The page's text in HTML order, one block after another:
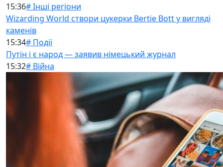
15:36# Інші регіони
Wizarding World створи цукерки Bertie Bott у вигляді
каменів
15:34# Події
Путін і є народ — заявив німецький журнал
15:32# Війна